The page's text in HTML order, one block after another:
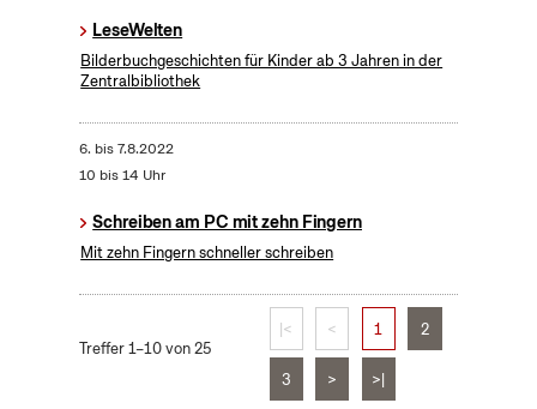
LeseWelten
Bilderbuchgeschichten für Kinder ab 3 Jahren in der
Zentralbibliothek
6. bis7.8.2022
10 bis 14 Uhr
Schreiben am PC mit zehn Fingern
Mit zehn Fingern schneller schreiben
Treffer 1–10 von 25
|< < 1 2
3 > >|